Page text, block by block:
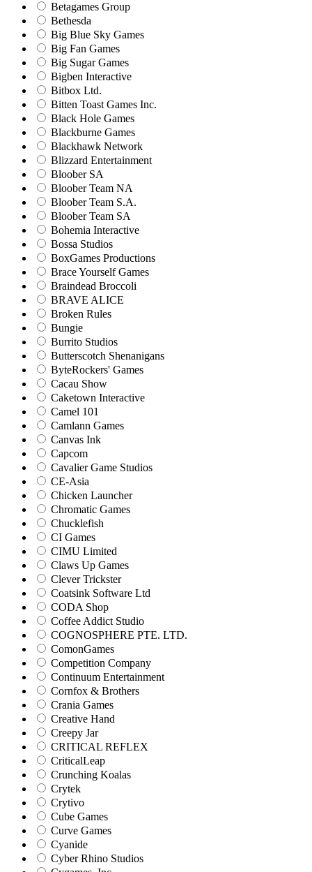
Betagames Group
Bethesda
Big Blue Sky Games
Big Fan Games
Big Sugar Games
Bigben Interactive
Bitbox Ltd.
Bitten Toast Games Inc.
Black Hole Games
Blackburne Games
Blackhawk Network
Blizzard Entertainment
Bloober SA
Bloober Team NA
Bloober Team S.A.
Bloober Team SA
Bohemia Interactive
Bossa Studios
BoxGames Productions
Brace Yourself Games
Braindead Broccoli
BRAVE ALICE
Broken Rules
Bungie
Burrito Studios
Butterscotch Shenanigans
ByteRockers' Games
Cacau Show
Caketown Interactive
Camel 101
Camlann Games
Canvas Ink
Capcom
Cavalier Game Studios
CE-Asia
Chicken Launcher
Chromatic Games
Chucklefish
CI Games
CIMU Limited
Claws Up Games
Clever Trickster
Coatsink Software Ltd
CODA Shop
Coffee Addict Studio
COGNOSPHERE PTE. LTD.
ComonGames
Competition Company
Continuum Entertainment
Cornfox & Brothers
Crania Games
Creative Hand
Creepy Jar
CRITICAL REFLEX
CriticalLeap
Crunching Koalas
Crytek
Crytivo
Cube Games
Curve Games
Cyanide
Cyber Rhino Studios